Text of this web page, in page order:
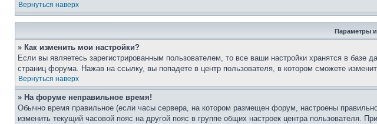
Вернуться наверх
Параметры и
» Как изменить мои настройки?
Если вы являетесь зарегистрированным пользователем, то все ваши настройки хранятся в
страниц форума. Нажав на ссылку, вы попадете в центр пользователя, в котором сможете
Вернуться наверх
» На форуме неправильное время!
Обычно время правильное (если часы сервера, на котором размещен форум, настроены
изменить текущий часовой пояс на другой пояс в группе общих настроек центра пользователя.